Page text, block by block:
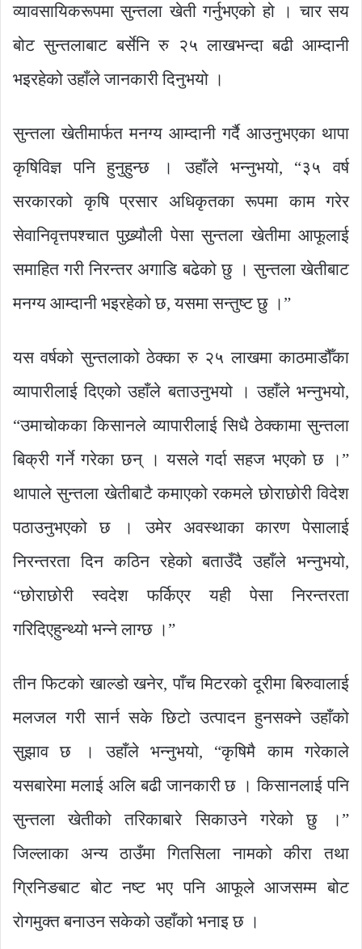
व्यावसायिकरूपमा सुन्तला खेती गर्नुभएको हो । चार सय
बोट सुन्तलाबाट बर्सेनि रु २५ लाखभन्दा बढी आम्दानी
भइरहेको उहाँले जानकारी दिनुभयो ।
सुन्तला खेतीमार्फत मनग्य आम्दानी गर्दै आउनुभएका थापा
कृषिविज्ञ पनि हुनुहुन्छ । उहाँले भन्नुभयो, “३५ वर्ष
सरकारको कृषि प्रसार अधिकृतका रूपमा काम गरेर
सेवानिवृत्तपश्चात पुख्र्यौली पेसा सुन्तला खेतीमा आफूलाई
समाहित गरी निरन्तर अगाडि बढेको छु । सुन्तला खेतीबाट
मनग्य आम्दानी भइरहेको छ, यसमा सन्तुष्ट छु ।”
यस वर्षको सुन्तलाको ठेक्का रु २५ लाखमा काठमाडौँका
व्यापारीलाई दिएको उहाँले बताउनुभयो । उहाँले भन्नुभयो,
“उमाचोकका किसानले व्यापारीलाई सिधै ठेक्कामा सुन्तला
बिक्री गर्ने गरेका छन् । यसले गर्दा सहज भएको छ ।”
थापाले सुन्तला खेतीबाटै कमाएको रकमले छोराछोरी विदेश
पठाउनुभएको छ । उमेर अवस्थाका कारण पेसालाई
निरन्तरता दिन कठिन रहेको बताउँदै उहाँले भन्नुभयो,
“छोराछोरी स्वदेश फर्किएर यही पेसा निरन्तरता
गरिदिएहुन्थ्यो भन्ने लाग्छ ।”
तीन फिटको खाल्डो खनेर, पाँच मिटरको दूरीमा बिरुवालाई
मलजल गरी सार्न सके छिटो उत्पादन हुनसक्ने उहाँको
सुझाव छ । उहाँले भन्नुभयो, “कृषिमै काम गरेकाले
यसबारेमा मलाई अलि बढी जानकारी छ । किसानलाई पनि
सुन्तला खेतीको तरिकाबारे सिकाउने गरेको छु ।”
जिल्लाका अन्य ठाउँमा गितसिला नामको कीरा तथा
ग्रिनिङबाट बोट नष्ट भए पनि आफूले आजसम्म बोट
रोगमुक्त बनाउन सकेको उहाँको भनाइ छ ।